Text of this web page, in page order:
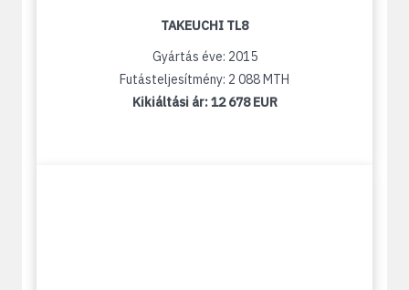
TAKEUCHI TL8
Gyártás éve: 2015
Futásteljesítmény: 2 088 MTH
Kikiáltási ár:12 678 EUR